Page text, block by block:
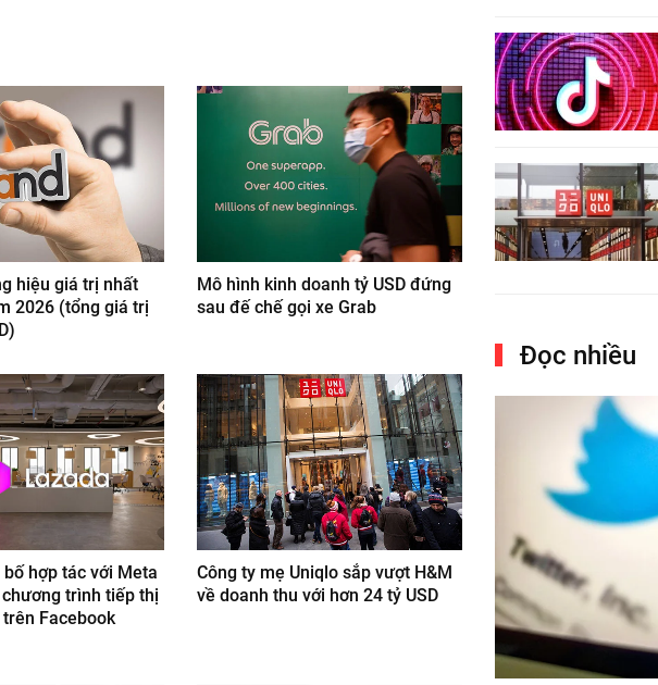
hiệu giá trị nhất
2026 (tổng giá trị
Mô hình kinh doanh tỷ USD đứng
sau đế chế gọi xe Grab
bố hợp tác với Meta
trình tiếp thị
trên Facebook
Công ty mẹ Uniqlo sắp vượt H&M
về doanh thu với hơn 24 tỷ USD
Đọc nhiều